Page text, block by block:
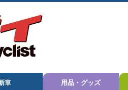
車 用品・グッズ